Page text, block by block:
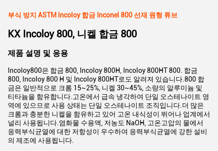
부식 방지 ASTM Incoloy 합금 Inconel 800 선재 원형 튜브
KX Incoloy 800, 니켈 합금 800
제품 설명 및 응용
Incoloy800은 합금 800, Incoloy 800H, Incoloy 800HT 800. 합금
800, Incoloy 800 H 및 Incoloy 800HT로도 알려져 있습니다.800 합
금은 일반적으로 크롬 15~25%, 니켈 30~45%, 소량의 알루미늄 및
티타늄을 함유합니다.고온에서 급속 냉각하여 단일 오스테나이트 영
역에 있으므로 사용 상태는 단일 오스테나이트 조직입니다.더 많은
크롬과 충분한 니켈을 함유하고 있어 고온 내식성이 뛰어나 업계에서
널리 사용됩니다.염화물 수용액, 저농도 NaOH, 고온고압의 물에서
응력부식균열에 대한 저항성이 우수하여 응력부식균열에 강한 설비
의 제조에 사용됩니다.